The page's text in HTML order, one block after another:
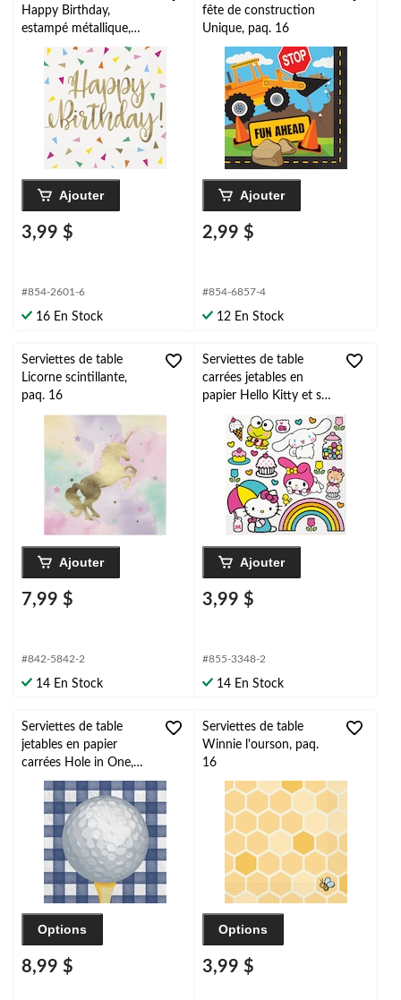
Happy Birthday,
estampé métallique,
triangles lumineux, paq.
Ajouter
3,99 $
#854-2601-6
16 En Stock
fête de construction
Unique, paq. 16
Ajouter
2,99 $
#854-6857-4
12 En Stock
Serviettes de table
Licorne scintillante,
paq. 16
Ajouter
7,99 $
#842-5842-2
14 En Stock
Serviettes de table
carrées jetables en
papier Hello Kitty et ses
amis, multicolore, 6,5
po, paq. 16, 2
épaisseurs, pour fête
d'anniversaire
Ajouter
3,99 $
#855-3348-2
14 En Stock
Serviettes de table
jetables en papier
carrées Hole in One,
bleu/blanc, 6,5 po, paq.
40, pour fête
d'anniversaire/sportive
Options
8,99 $
Serviettes de table
Winnie l'ourson, paq.
16
Options
3,99 $